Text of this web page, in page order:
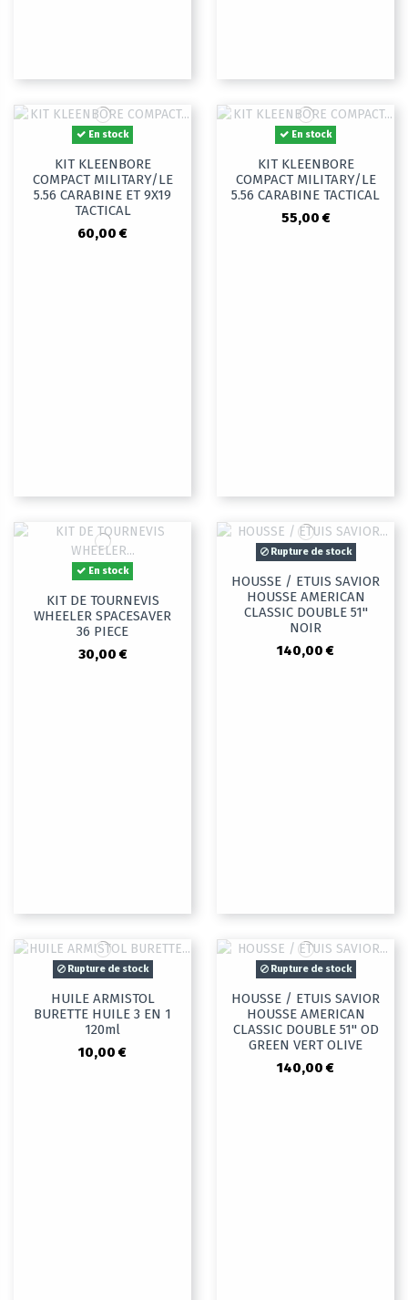
En stock
KIT KLEENBORE
COMPACT MILITARY/LE
5.56 CARABINE ET 9X19
TACTICAL
60,00 €
En stock
KIT KLEENBORE
COMPACT MILITARY/LE
5.56 CARABINE TACTICAL
55,00 €
En stock
KIT DE TOURNEVIS
WHEELER SPACESAVER
36 PIECE
30,00 €
Rupture de stock
HOUSSE / ETUIS SAVIOR
HOUSSE AMERICAN
CLASSIC DOUBLE 51"
NOIR
140,00 €
Rupture de stock
HUILE ARMISTOL
BURETTE HUILE 3 EN 1
120ml
10,00 €
Rupture de stock
HOUSSE / ETUIS SAVIOR
HOUSSE AMERICAN
CLASSIC DOUBLE 51" OD
GREEN VERT OLIVE
140,00 €